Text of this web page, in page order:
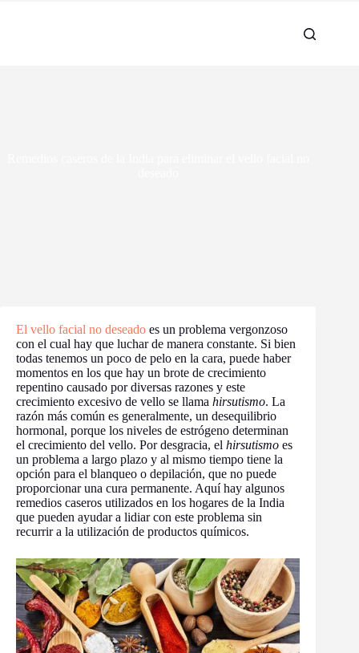
El vello facial no deseado es un problema vergonzoso
con el cual hay que luchar de manera constante. Si bien
todas tenemos un poco de pelo en la cara, puede haber
momentos en los que hay un brote de crecimiento
repentino causado por diversas razones y este
crecimiento excesivo de vello se llama hirsutismo. La
razón más común es generalmente, un desequilibrio
hormonal, porque los niveles de estrógeno determinan
el crecimiento del vello. Por desgracia, el hirsutismo es
un problema a largo plazo y al mismo tiempo tiene la
opción para el blanqueo o depilación, que no puede
proporcionar una cura permanente. Aquí hay algunos
remedios caseros utilizados en los hogares de la India
que pueden ayudar a lidiar con este problema sin
recurrir a la utilización de productos químicos.